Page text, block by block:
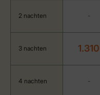
2 nachten -
3 nachten 1.310
4 nachten -